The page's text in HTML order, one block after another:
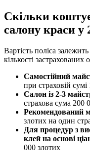
Скільки
салону краси у
Вартість поліса
кількості застрахованих
Самостійний
при страховій
Салон із 2-3
страхова сума 200
Рекомендований
злотих на один
Для процедур з
клей на основі
000 злотих